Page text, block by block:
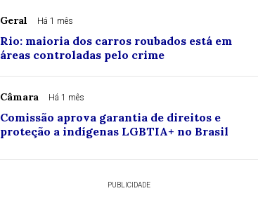
Geral Há 1 mês
Rio: maioria dos carros roubados está em
áreas controladas pelo crime
Câmara Há 1 mês
Comissão aprova garantia de direitos e
proteção a indígenas LGBTIA+ no Brasil
PUBLICIDADE